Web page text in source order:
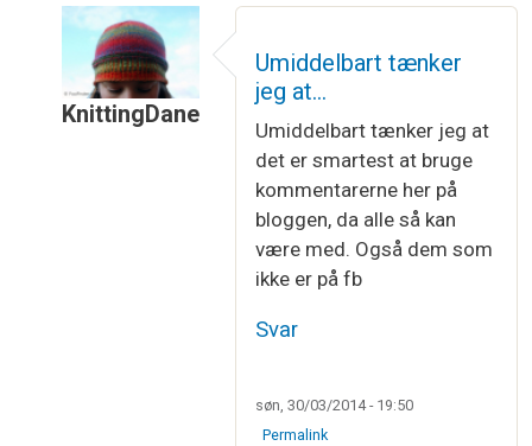
KnittingDane
KællingesjalafMai-Britt
Umiddelbart tænker
jeg at…
Umiddelbart tænker jeg at
det er smartest at bruge
kommentarerne her på
bloggen, da alle så kan
være med. Også dem som
ikke er på fb
Svar
søn, 30/03/2014 - 19:50
Permalink